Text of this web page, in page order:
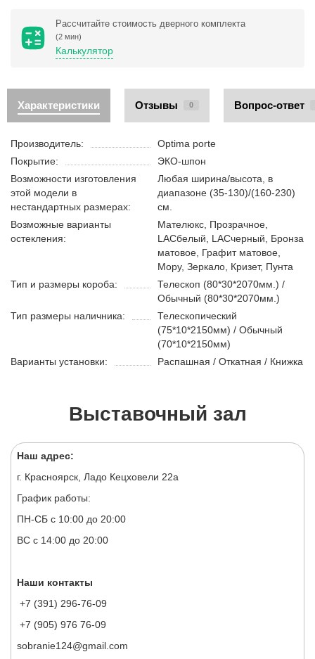
Рассчитайте стоимость дверного комплекта
(2 мин)
Калькулятор
Характеристики Отзывы 0 Вопрос-ответ
Производитель:
Optima porte
Покрытие:
ЭКО-шпон
Возможности изготовления
этой модели в
нестандартных размерах:
Любая ширина/высота, в
диапазоне (35-130)/(160-230)
см.
Возможные варианты
остекления:
Мателюкс, Прозрачное,
LACбелый, LACчерный, Бронза
матовое, Графит матовое,
Мору, Зеркало, Кризет, Пунта
Тип и размеры короба:
Телескоп (80*30*2070мм.) /
Обычный (80*30*2070мм.)
Тип размеры наличника:
Телескопический
(75*10*2150мм) / Обычный
(70*10*2150мм)
Варианты установки:
Распашная / Откатная / Книжка
Выставочный зал
Наш адрес:
г. Красноярск, Ладо Кецховели 22а
График работы:
ПН-СБ с 10:00 до 20:00
ВС с 14:00 до 20:00
Наши контакты
+7 (391) 296-76-09
+7 (905) 976 76-09
sobranie124@gmail.com